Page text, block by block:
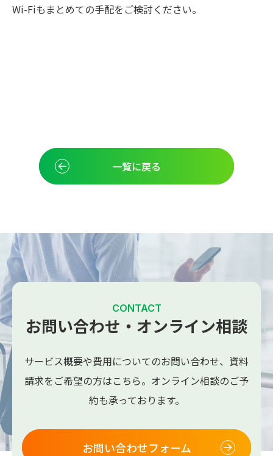
Wi-Fiもまとめての手配をご検討ください。
一覧に戻る
CONTACT
お問い合わせ・オンライン相談
サービス概要や費用についてのお問い合わせ、 資料
請求をご希望の方はこちら。 オンライン相談のご予
約も承っております。
お問い合わせフォーム